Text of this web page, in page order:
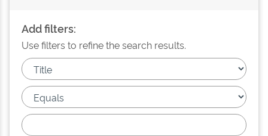
Add filters:
Use filters to refine the search results.